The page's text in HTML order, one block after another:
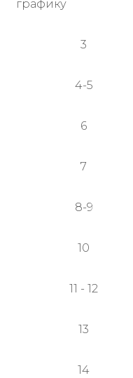
графику
3
4-5
6
7
8-9
10
11 - 12
13
14